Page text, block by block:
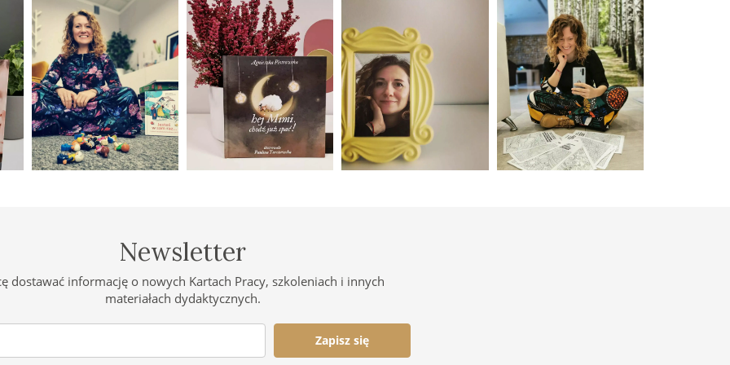
Newsletter
dostawać informację o nowych Kartach Pracy, szkoleniach i innych
materiałach dydaktycznych.
Zapisz się